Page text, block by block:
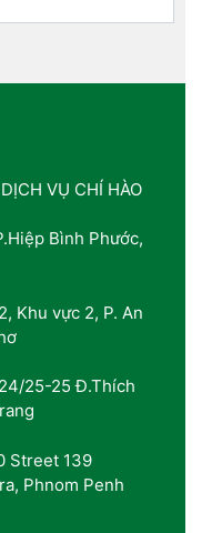
VỤ CHÍ HÀO
Bình Phước,
Khu vực 2, P. An
25-25 Đ.Thích
Street 139
Phnom Penh